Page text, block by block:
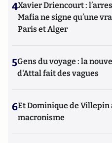
4Xavier Driencourt :
Mafia ne signe qu’une
Paris et Alger
5Gens du voyage : la
d'Attal fait des vagues
6Et Dominique de
macronisme